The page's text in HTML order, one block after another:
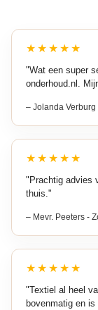
★★★★★
"Wat een super
onderhoud.nl.
– Jolanda Verburg
★★★★★
"Prachtig advies
thuis."
– Mevr. Peeters -
★★★★★
"Textiel al heel
bovenmatig en is